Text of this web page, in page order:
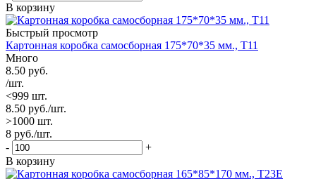
В корзину
Быстрый просмотр
Картонная коробка самосборная 175*70*35 мм., Т11
Много
8.50 руб.
/шт.
<999 шт.
8.50 руб./шт.
>1000 шт.
8 руб./шт.
-
+
В корзину